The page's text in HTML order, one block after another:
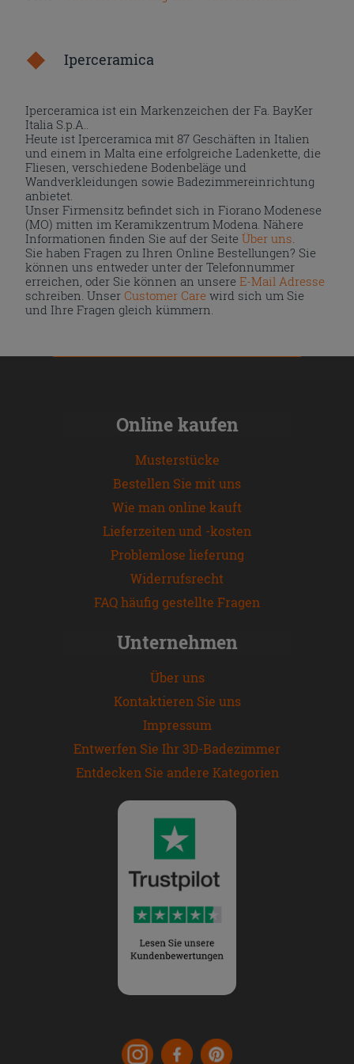
Iperceramica
Iperceramica ist ein Markenzeichen der Fa. BayKer
Italia S.p.A..
Heute ist Iperceramica mit 87 Geschäften in Italien
und einem in Malta eine erfolgreiche Ladenkette, die
Fliesen, verschiedene Bodenbeläge und
Wandverkleidungen sowie Badezimmereinrichtung
anbietet.
Unser Firmensitz befindet sich in Fiorano Modenese
(MO) mitten im Keramikzentrum Modena. Nähere
Informationen finden Sie auf der Seite Über uns
Sie haben Fragen zu Ihren Online Bestellungen? Sie
können uns entweder unter der Telefonnummer
erreichen, oder Sie können an unsereE-Mail Adresse
schreiben. UnserCustomer Care wird sich um Sie
und Ihre Fragen gleich kümmern.
Online kaufen
Musterstücke
Bestellen Sie mit uns
Wie man online kauft
Lieferzeiten und -kosten
Problemlose lieferung
Widerrufsrecht
FAQ häufig gestellte Fragen
Unternehmen
Über uns
Kontaktieren Sie uns
Impressum
Entwerfen Sie Ihr 3D-Badezimmer
Entdecken Sie andere Kategorien